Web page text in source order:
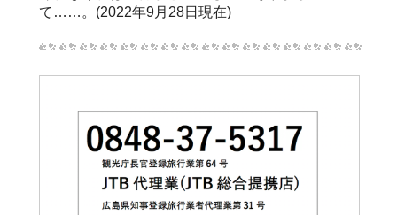
て……。(2022年9月28日現在)